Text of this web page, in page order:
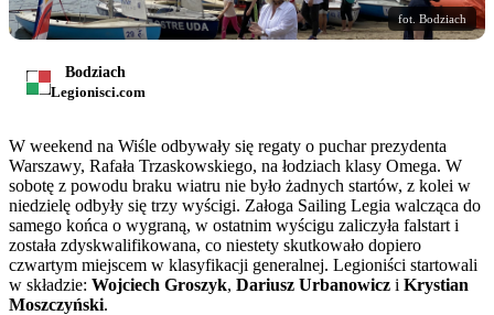
fot. Bodziach
Bodziach
Legionisci.com
W weekend na Wiśle odbywały się regaty o puchar prezydenta
Warszawy, Rafała Trzaskowskiego, na łodziach klasy Omega. W
sobotę z powodu braku wiatru nie było żadnych startów, z kolei w
niedzielę odbyły się trzy wyścigi. Załoga Sailing Legia walcząca do
samego końca o wygraną, w ostatnim wyścigu zaliczyła falstart i
została zdyskwalifikowana, co niestety skutkowało dopiero
czwartym miejscem w klasyfikacji generalnej. Legioniści startowali
w składzie: Wojciech Groszyk, Dariusz Urbanowicz i Krystian
Moszczyński.